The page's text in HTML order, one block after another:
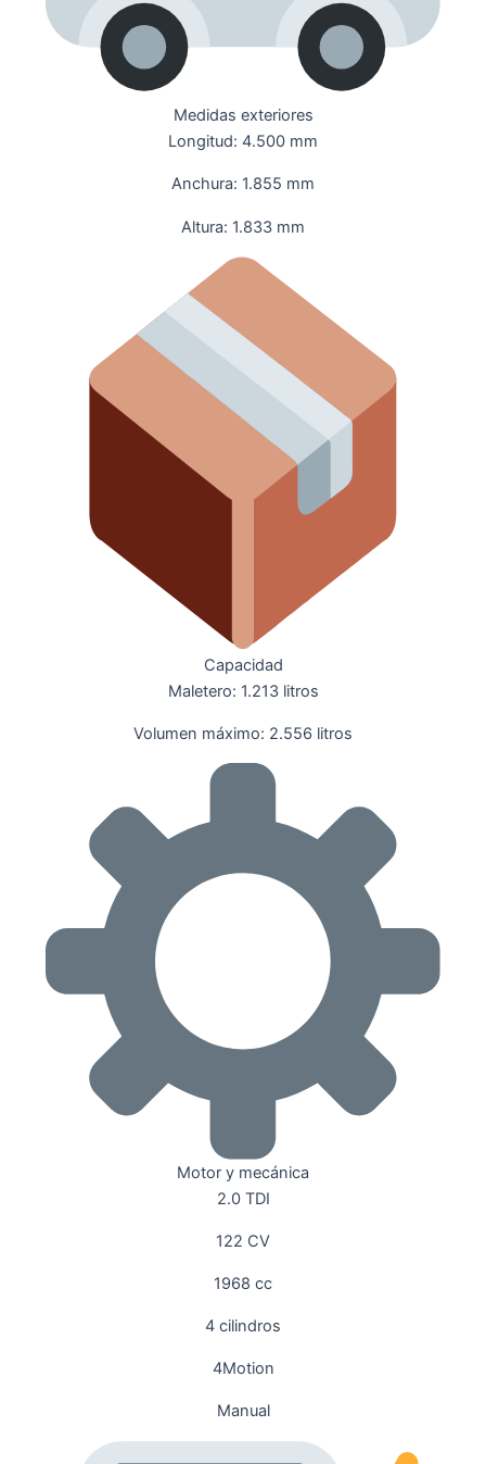
Medidas exteriores
Longitud: 4.500 mm
Anchura: 1.855 mm
Altura: 1.833 mm
Capacidad
Maletero: 1.213 litros
Volumen máximo: 2.556 litros
Motor y mecánica
2.0 TDI
122 CV
1968 cc
4 cilindros
4Motion
Manual